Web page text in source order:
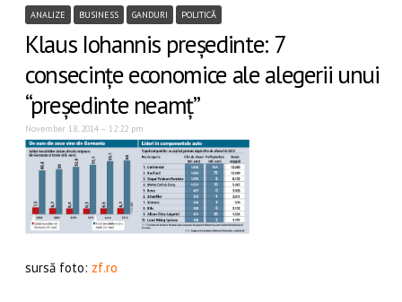
ANALIZE BUSINESS GANDURI POLITICĂ
Klaus Iohannis președinte: 7
consecințe economice ale alegerii unui
“președinte neamț”
November 18, 2014 – 12:22 pm
sursă foto: zf.ro